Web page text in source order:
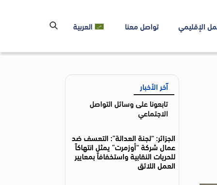
الإقليمي تواصل معنا العربية
آخر الأخبار
تابعونا على وسائل التواصل
الاجتماعي
الجزائر: “لجنة العدالة”: التعسف ضد
عمال شركة “أوزمرت” يمثل انتهاكاً
للحريات النقابية واستخفافاً بمعايير
العمل اللائق